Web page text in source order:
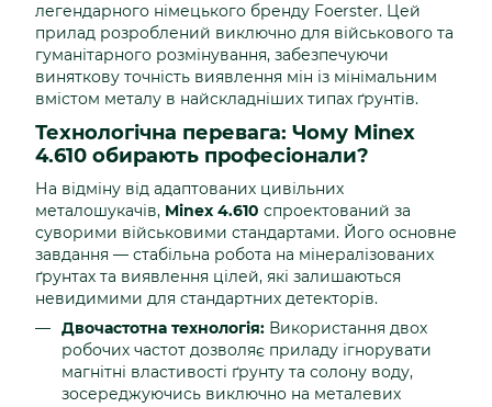
легендарного німецького бренду Foerster. Цей
прилад розроблений виключно для військового та
гуманітарного розмінування, забезпечуючи
виняткову точність виявлення мін із мінімальним
вмістом металу в найскладніших типах ґрунтів.
Технологічна перевага: Чому Minex
4.610 обирають професіонали?
На відміну від адаптованих цивільних
металошукачів, Minex 4.610 спроектований за
суворими військовими стандартами. Його основне
завдання — стабільна робота на мінералізованих
ґрунтах та виявлення цілей, які залишаються
невидимими для стандартних детекторів.
Двочастотна технологія: Використання двох
робочих частот дозволяє приладу ігнорувати
магнітні властивості ґрунту та солону воду,
зосереджуючись виключно на металевих